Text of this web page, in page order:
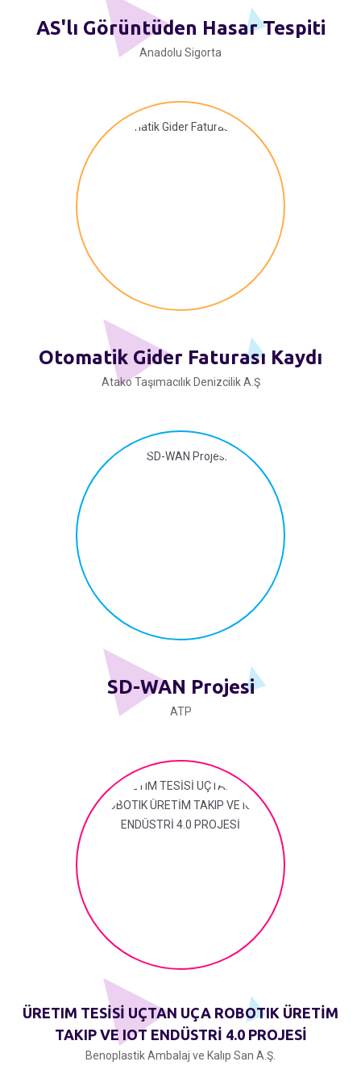
AS'lı Görüntüden Hasar Tespiti
Anadolu Sigorta
Otomatik Gider Faturası Kaydı
Atako Taşımacılık Denizcilik A.Ş
SD-WAN Projesi
ATP
ÜRETIM TESİSİ UÇTAN UÇA ROBOTIK ÜRETİM
TAKIP VE IOT ENDÜSTRİ 4.0 PROJESİ
Benoplastik Ambalaj ve Kalıp San A.Ş.